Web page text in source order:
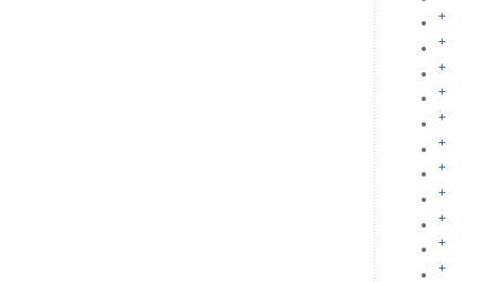
+
+
+
+
+
+
+
+
+
+
+